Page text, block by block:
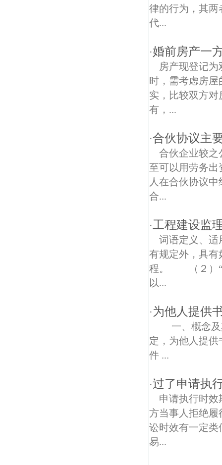
律的行为，其
代...
·婚前房产一
房产现登记
时，需考虑房
实，比较双方
有，...
·合伙协议主
合伙企业较之
至可以用劳务出
人在合伙协议
合...
·工程建设监
词语定义、
有规定外，具
程。 （２）“
以...
·为他人提供
一、概念及
定，为他人提
件 ...
·过了申请执
申请执行时
方当事人拒绝履
讼时效有一定类
易...